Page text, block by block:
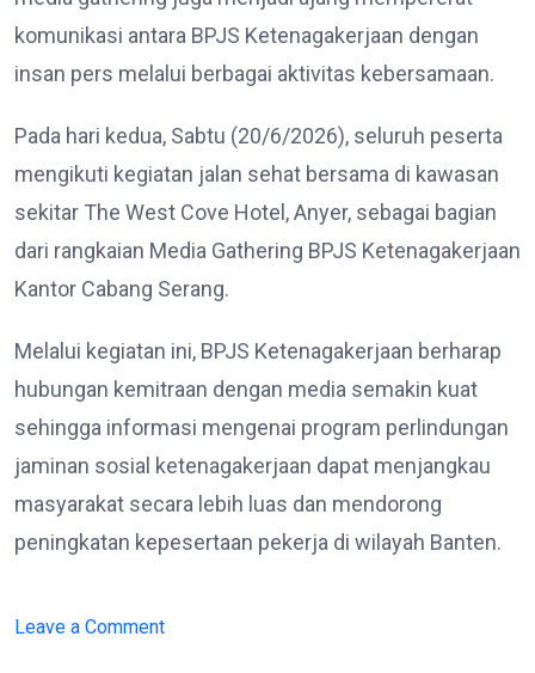
komunikasi antara BPJS Ketenagakerjaan dengan
insan pers melalui berbagai aktivitas kebersamaan.
Pada hari kedua, Sabtu (20/6/2026), seluruh peserta
mengikuti kegiatan jalan sehat bersama di kawasan
sekitar The West Cove Hotel, Anyer, sebagai bagian
dari rangkaian Media Gathering BPJS Ketenagakerjaan
Kantor Cabang Serang.
Melalui kegiatan ini, BPJS Ketenagakerjaan berharap
hubungan kemitraan dengan media semakin kuat
sehingga informasi mengenai program perlindungan
jaminan sosial ketenagakerjaan dapat menjangkau
masyarakat secara lebih luas dan mendorong
peningkatan kepesertaan pekerja di wilayah Banten.
Leave a Commenton